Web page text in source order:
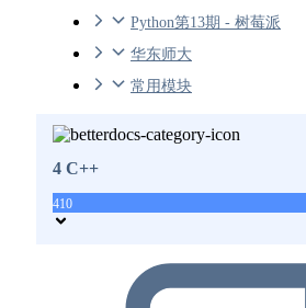
Python第13期 - 树莓派
华东师大
常用模块
4 C++
410